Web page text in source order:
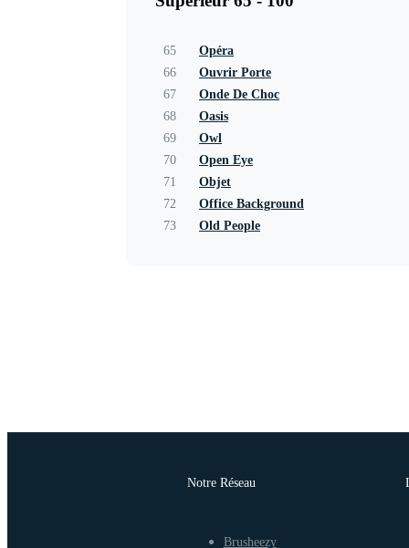
65
Opéra
66
Ouvrir Porte
67
Onde De Choc
68
Oasis
69
Owl
70
Open Eye
71
Objet
72
Office Background
73
Old People
Notre Réseau
Brusheezy